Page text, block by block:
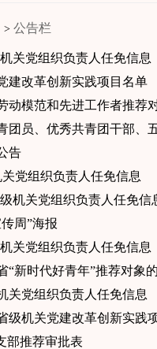
> 公告栏
关党组织负责人任免信息
建改革创新实践项目名单
动模范和先进工作者推荐
团员、优秀共青团干部、
告
党组织负责人任免信息
机关党组织负责人任免信
周”海报
关党组织负责人任免信息
“新时代好青年”推荐对象
关党组织负责人任免信息
级机关党建改革创新实践
部推荐审批表